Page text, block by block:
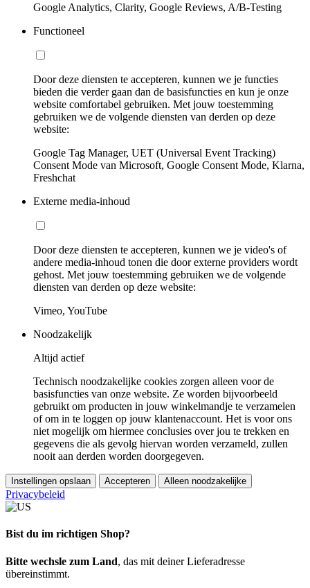
Google Analytics, Clarity, Google Reviews, A/B-Testing
Functioneel
Door deze diensten te accepteren, kunnen we je functies
bieden die verder gaan dan de basisfuncties en kun je onze
website comfortabel gebruiken. Met jouw toestemming
gebruiken we de volgende diensten van derden op deze
website:
Google Tag Manager, UET (Universal Event Tracking)
Consent Mode van Microsoft, Google Consent Mode, Klarna,
Freshchat
Externe media-inhoud
Door deze diensten te accepteren, kunnen we je video's of
andere media-inhoud tonen die door externe providers wordt
gehost. Met jouw toestemming gebruiken we de volgende
diensten van derden op deze website:
Vimeo, YouTube
Noodzakelijk
Altijd actief
Technisch noodzakelijke cookies zorgen alleen voor de
basisfuncties van onze website. Ze worden bijvoorbeeld
gebruikt om producten in jouw winkelmandje te verzamelen
of om in te loggen op jouw klantenaccount. Het is voor ons
niet mogelijk om hiermee conclusies over jou te trekken en
gegevens die als gevolg hiervan worden verzameld, zullen
nooit aan derden worden doorgegeven.
Instellingen opslaan Accepteren Alleen noodzakelijke
Privacybeleid
Bist du im richtigen Shop?
Bitte wechsle zum Land, das mit deiner Lieferadresse
übereinstimmt.